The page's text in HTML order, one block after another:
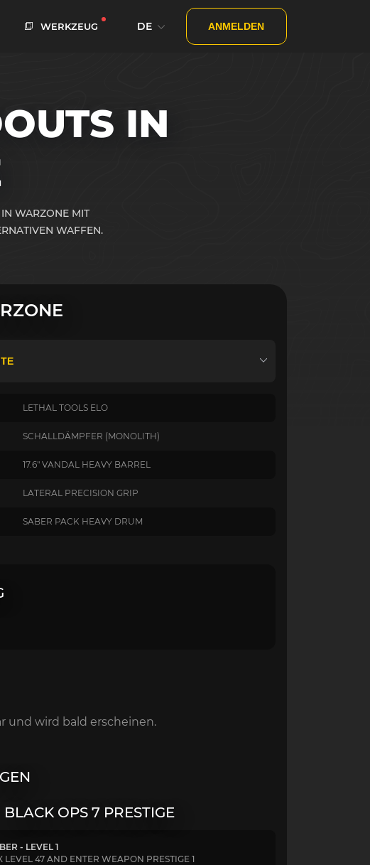
WERKZEUG DE ANMELDEN
IN
WARZONE MIT
WAFFEN.
LETHAL TOOLS ELO
SCHALLDÄMPFER (MONOLITH)
17.6" VANDAL HEAVY BARREL
LATERAL PRECISION GRIP
SABER PACK HEAVY DRUM
und wird bald erscheinen.
BLACK OPS 7 PRESTIGE
- LEVEL 1
LEVEL 47 AND ENTER WEAPON PRESTIGE 1